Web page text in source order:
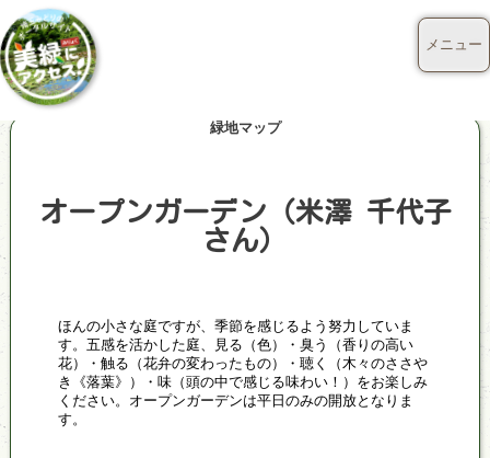
緑地マップ
オープンガーデン（米澤 千代子
さん）
ほんの小さな庭ですが、季節を感じるよう努力していま
す。五感を活かした庭、見る（色）・臭う（香りの高い
花）・触る（花弁の変わったもの）・聴く（木々のささや
き《落葉》）・味（頭の中で感じる味わい！）をお楽しみ
ください。オープンガーデンは平日のみの開放となりま
す。
メニュー